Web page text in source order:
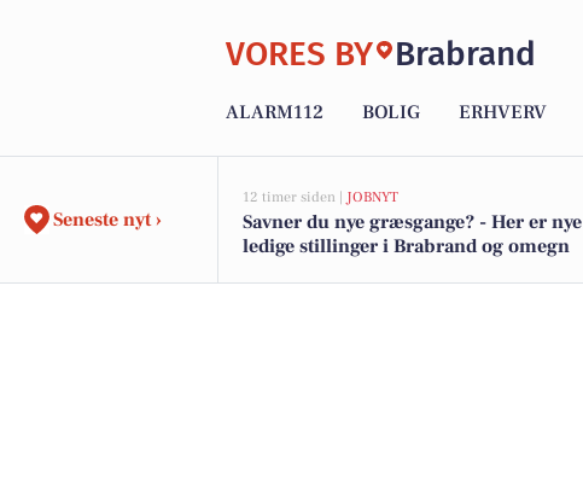
VORES BY Brabrand
ALARM112 BOLIG ERHVERV
Seneste nyt ›
12 timer siden | JOBNYT
Savner du nye græsgange? - Her er nye
ledige stillinger i Brabrand og omegn